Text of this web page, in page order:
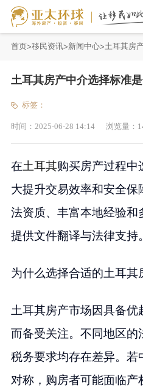
首页 移民资讯 新闻中心 土耳其房
土耳其房产中介选择标准
标签：
时间： 2025-06-28 14:14 浏览量：
在土耳其购买房产过程中
大提升交易效率和安全保
法资质、丰富本地经验和
提供文件翻译与法律支持。
为什么选择合适的土耳其
土耳其房产市场因具备优
而备受关注。不同地区的
税务要求均存在差异。若
对称，购房者可能面临产